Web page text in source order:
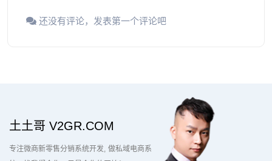
还没有评论，发表第一个评论吧
土土哥 V2GR.COM
专注微商新零售分销系统开发 做私域电商系